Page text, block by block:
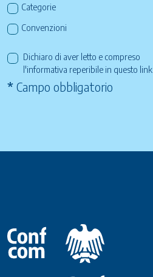
Categorie
Convenzioni
Dichiaro di aver letto e compreso
l'informativa reperibile in questo link
* Campo obbligatorio